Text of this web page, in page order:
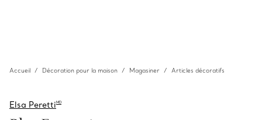
Accueil Décoration pour la maison Magasiner Articles décoratifs
Elsa PerettiMD